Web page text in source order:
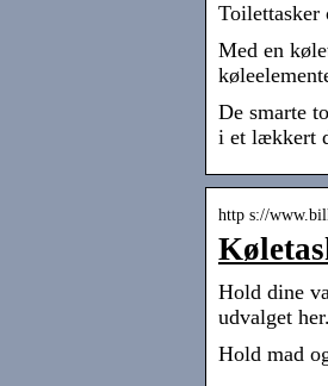
Toilettasker
Med en
De smarte
i et lækkert
http s://
Hold dine
udvalget her.
Hold mad